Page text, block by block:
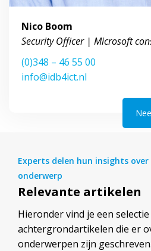
Nico Boom
Security Officer | Microsoft
(0)348 – 46 55 00
info@idb4ict.nl
Experts delen hun insights over
onderwerp
Relevante artikelen
Hieronder vind je een
achtergrondartikelen die er
onderwerpen zijn geschreven.